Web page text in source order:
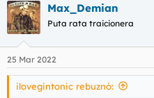
Max_Demian
Puta rata traicionera
25 Mar 2022
ilovegintonic rebuznó: